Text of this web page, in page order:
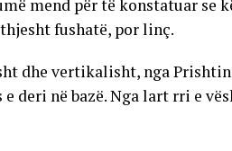
mend për të konstatuar se
fushatë, por linç.
dhe vertikalisht, nga
e deri në bazë. Nga lart rri e